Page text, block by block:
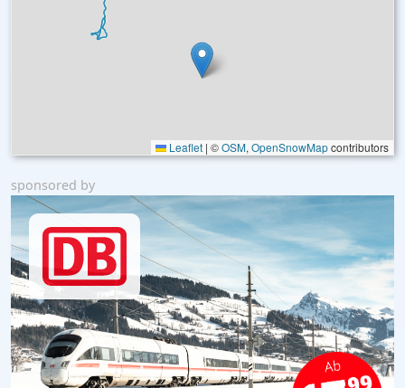
Leaflet | ©OSM, OpenSnowMapcontributors
sponsored by